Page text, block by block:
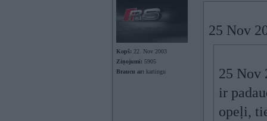
Kopš: 22. Nov 2003
Ziņojumi: 5905
Braucu ar: kartingu
25 Nov
25 Nov
ir
opeļi,